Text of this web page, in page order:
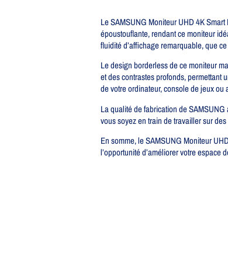
Le SAMSUNG Moniteur UHD 4K
époustouflante, rendant ce moniteur
fluidité d’affichage remarquable, que
Le design borderless de ce moniteur
et des contrastes profonds, permettant
de votre ordinateur, console de jeux ou
La qualité de fabrication de
vous soyez en train de travailler sur
En somme, le SAMSUNG Moniteur
l’opportunité d’améliorer votre